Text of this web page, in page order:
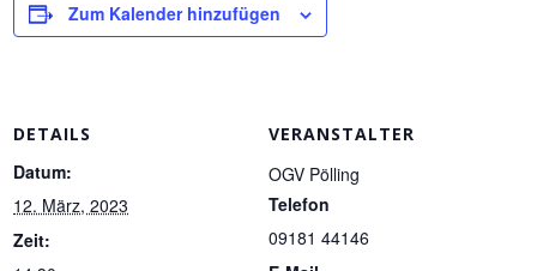
Zum Kalender hinzufügen
DETAILS
Datum:
12. März, 2023
Zeit:
VERANSTALTER
OGV Pölling
Telefon
‭09181 44146‬